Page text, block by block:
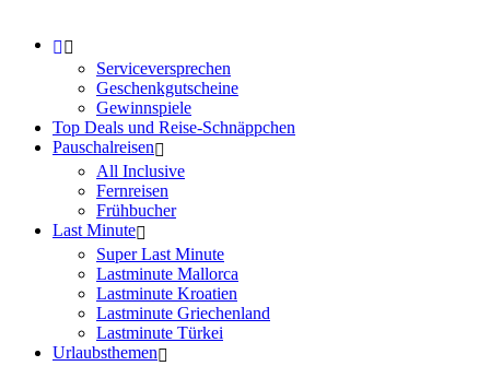
Serviceversprechen
Geschenkgutscheine
Gewinnspiele
Top Deals und Reise-Schnäppchen
Pauschalreisen
All Inclusive
Fernreisen
Frühbucher
Last Minute
Super Last Minute
Lastminute Mallorca
Lastminute Kroatien
Lastminute Griechenland
Lastminute Türkei
Urlaubsthemen